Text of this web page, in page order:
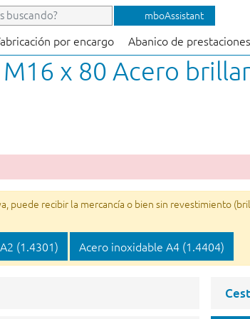
mboAssistant
por encargo Abanico de prestaciones
x 80 Acero
recibir la mercancía o bien sin revestimiento
(1.4301) Acero inoxidable A4 (1.4404)